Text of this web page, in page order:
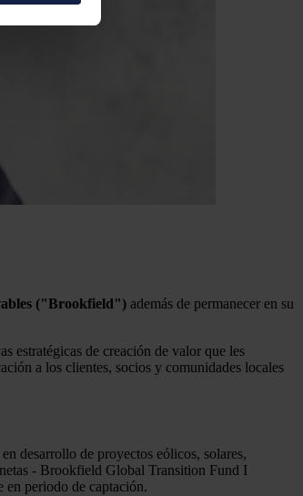
sociales
de
o
("Brookfield") además de permanecer en su
estratégicas de creación de valor que les
a los clientes, socios y comunidades locales
desarrollo de proyectos eólicos, solares,
- Brookfield Global Transition Fund I
periodo de captación.